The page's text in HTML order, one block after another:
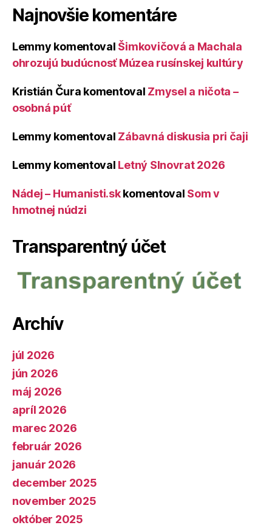
Najnovšie komentáre
Lemmy komentoval Šimkovičová a Machala
ohrozujú budúcnosť Múzea rusínskej kultúry
Kristián Čura komentoval Zmysel a ničota –
osobná púť
Lemmy komentoval Zábavná diskusia pri čaji
Lemmy komentoval Letný Slnovrat 2026
Nádej – Humanisti.skkomentoval Som v
hmotnej núdzi
Transparentný účet
Archív
júl 2026
jún 2026
máj 2026
apríl 2026
marec 2026
február 2026
január 2026
december 2025
november 2025
október 2025